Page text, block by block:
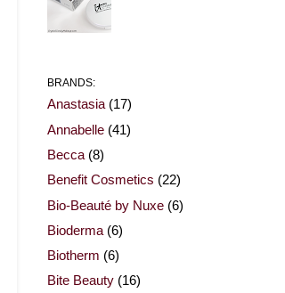
BRANDS:
Anastasia (17)
Annabelle (41)
Becca (8)
Benefit Cosmetics (22)
Bio-Beauté by Nuxe (6)
Bioderma (6)
Biotherm (6)
Bite Beauty (16)